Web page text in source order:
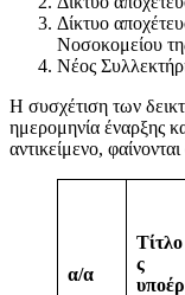
Δίκτυο
Νοσοκομείου
Νέος
Η συσχέτιση των
ημερομηνία έναρξης
αντικείμενο,
α/α
Τίτλο
ς
υποέρ